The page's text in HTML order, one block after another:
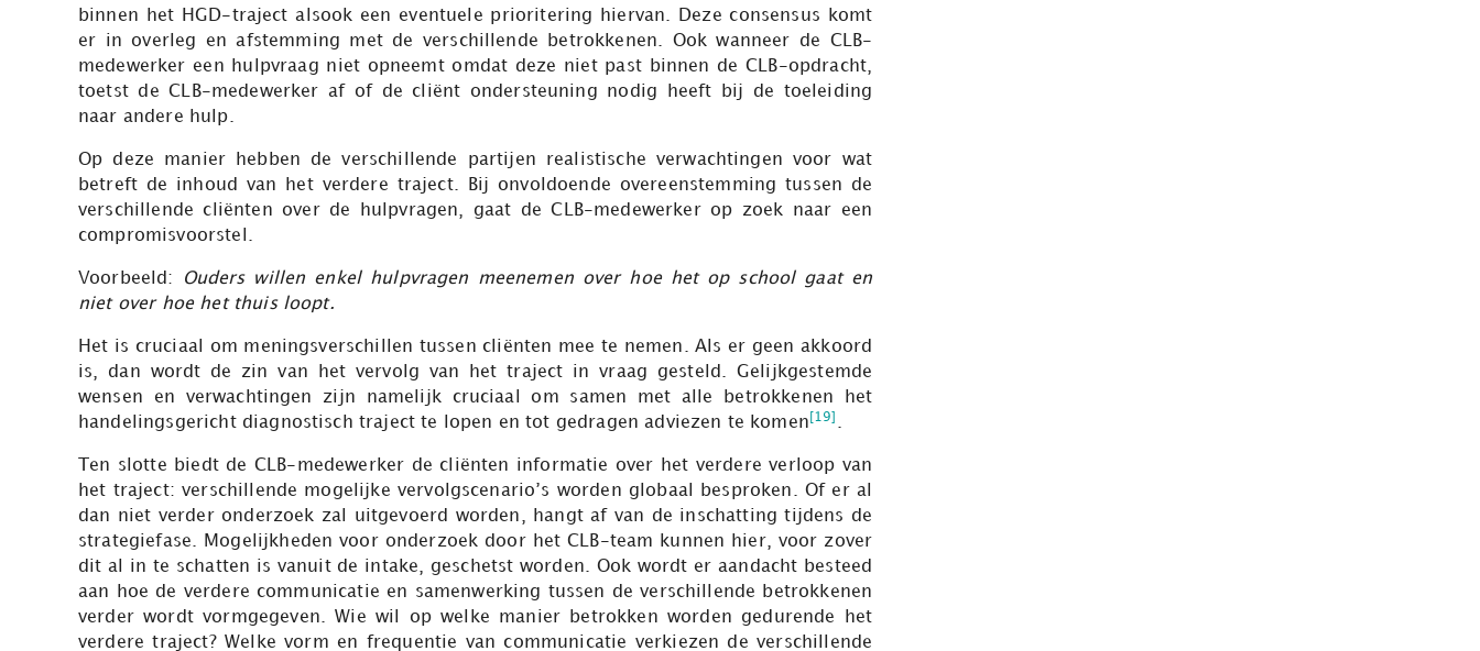
binnen het HGD-traject alsook een eventuele prioritering hiervan. Deze consensus komt
er in overleg en afstemming met de verschillende betrokkenen. Ook wanneer de CLB-
medewerker een hulpvraag niet opneemt omdat deze niet past binnen de CLB-opdracht,
toetst de CLB-medewerker af of de cliënt ondersteuning nodig heeft bij de toeleiding
naar andere hulp.
Op deze manier hebben de verschillende partijen realistische verwachtingen voor wat
betreft de inhoud van het verdere traject. Bij onvoldoende overeenstemming tussen de
verschillende cliënten over de hulpvragen, gaat de CLB-medewerker op zoek naar een
compromisvoorstel.
Voorbeeld:
Ouders willen enkel hulpvragen meenemen over hoe het op school gaat en
niet over hoe het thuis loopt.
Het is cruciaal om meningsverschillen tussen cliënten mee te nemen. Als er geen akkoord
is, dan wordt de zin van het vervolg van het traject in vraag gesteld. Gelijkgestemde
wensen en verwachtingen zijn namelijk cruciaal om samen met alle betrokkenen het
handelingsgericht diagnostisch traject te lopen en tot gedragen adviezen te komen [19] .
Ten slotte biedt de CLB-medewerker de cliënten informatie over het verdere verloop van
het traject: verschillende mogelijke vervolgscenario’s worden globaal besproken. Of er al
dan niet verder onderzoek zal uitgevoerd worden, hangt af van de inschatting tijdens de
strategiefase. Mogelijkheden voor onderzoek door het CLB-team kunnen hier, voor zover
dit al in te schatten is vanuit de intake, geschetst worden. Ook wordt er aandacht besteed
aan hoe de verdere communicatie en samenwerking tussen de verschillende betrokkenen
verder wordt vormgegeven. Wie wil op welke manier betrokken worden gedurende het
verdere traject? Welke vorm en frequentie van communicatie verkiezen de verschillende